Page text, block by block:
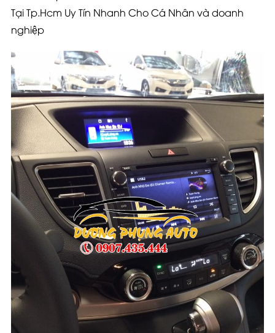
Tại Tp.Hcm Uy Tín Nhanh Cho Cá Nhân và doanh
nghiệp